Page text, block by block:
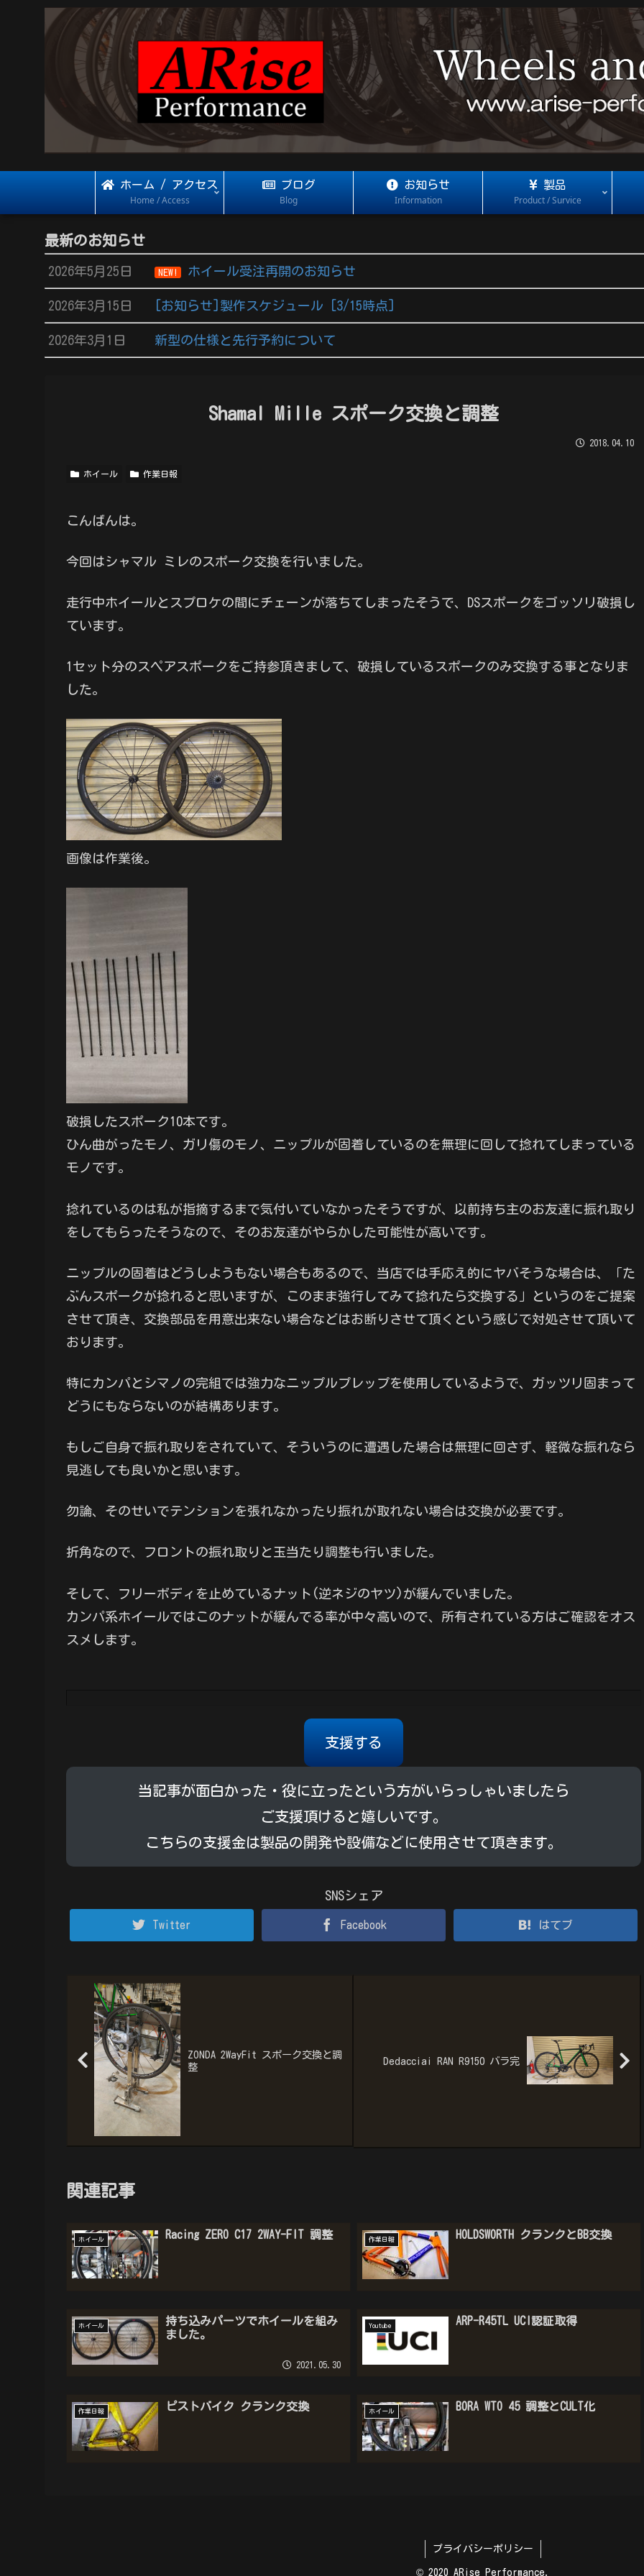
ホーム / アクセス
Home / Access
ブログ
Blog
お知らせ
Information
製品
Product / Survice
最新のお知らせ
2026年5月25日 NEW! ホイール受注再開のお知らせ
2026年3月15日 [お知らせ]製作スケジュール [3/15時点]
2026年3月1日 新型の仕様と先行予約について
Shamal Mille スポーク交換と調整
2018.04.10
ホイール 作業日報
こんばんは。
今回はシャマル ミレのスポーク交換を行いました。
走行中ホイールとスプロケの間にチェーンが落ちてしまったそうで、DSスポークをゴッソリ破損し
ています。
1セット分のスペアスポークをご持参頂きまして、破損しているスポークのみ交換する事となりま
した。
画像は作業後。
破損したスポーク10本です。
ひん曲がったモノ、ガリ傷のモノ、ニップルが固着しているのを無理に回して捻れてしまっている
モノです。
捻れているのは私が指摘するまで気付いていなかったそうですが、以前持ち主のお友達に振れ取り
をしてもらったそうなので、そのお友達がやらかした可能性が高いです。
ニップルの固着はどうしようもない場合もあるので、当店では手応え的にヤバそうな場合は、「た
ぶんスポークが捻れると思いますが、このまま強行してみて捻れたら交換する」というのをご提案
させて頂き、交換部品を用意出来ない場合などはお断りさせて頂くという感じで対処させて頂いて
おります。
特にカンパとシマノの完組では強力なニップルプレップを使用しているようで、ガッツリ固まって
どうにもならないのが結構あります。
もしご自身で振れ取りをされていて、そういうのに遭遇した場合は無理に回さず、軽微な振れなら
見逃しても良いかと思います。
勿論、そのせいでテンションを張れなかったり振れが取れない場合は交換が必要です。
折角なので、フロントの振れ取りと玉当たり調整も行いました。
そして、フリーボディを止めているナット(逆ネジのヤツ)が緩んでいました。
カンパ系ホイールではこのナットが緩んでる率が中々高いので、所有されている方はご確認をオス
スメします。
支援する
当記事が面白かった・役に立ったという方がいらっしゃいましたら
ご支援頂けると嬉しいです。
こちらの支援金は製品の開発や設備などに使用させて頂きます。
SNSシェア
Twitter Facebook はてブ
ZONDA 2WayFit スポーク交換と調
整
Dedacciai RAN R9150 バラ完
関連記事
ホイール Racing ZERO C17 2WAY-FIT 調整 作業日報 HOLDSWORTH クランクとBB交換
ホイール
持ち込みパーツでホイールを組み
ました。
2021.05.30
Youtube ARP-R45TL UCI認証取得
作業日報 ピストバイク クランク交換 ホイール BORA WTO 45 調整とCULT化
プライバシーポリシー
© 2020 ARise Performance.